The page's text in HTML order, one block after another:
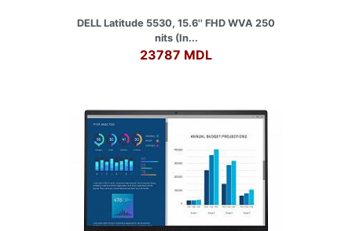
DELL Latitude 5530, 15.6'' FHD WVA 250
nits (In...
23787 MDL